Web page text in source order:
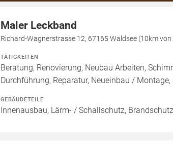
Maler Leckband
Richard-Wagnerstrasse 12, 67165 Waldsee (10km
TÄTIGKEITEN
Beratung, Renovierung, Neubau Arbeiten,
Durchführung, Reparatur, Neueinbau /
GEBÄUDETEILE
Innenausbau, Lärm- / Schallschutz, Brandschutz